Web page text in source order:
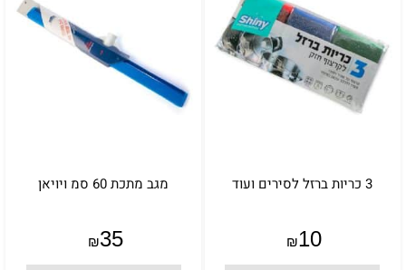
3 כריות ברזל לסירים ועוד
₪10
מגב מתכת 60 סמ ויויאן
₪35